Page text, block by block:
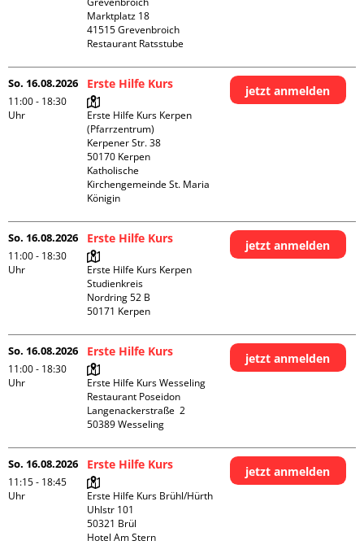
Marktplatz 18
41515 Grevenbroich
Restaurant Ratsstube
So. 16.08.2026
11:00 - 18:30
Uhr
Erste Hilfe Kurs
Erste Hilfe Kurs Kerpen
(Pfarrzentrum)
Kerpener Str. 38
50170 Kerpen
Katholische
Kirchengemeinde St. Maria
Königin
jetzt anmelden
So. 16.08.2026
11:00 - 18:30
Uhr
Erste Hilfe Kurs
Erste Hilfe Kurs Kerpen
Studienkreis
Nordring 52 B
jetzt anmelden
So. 16.08.2026
11:00 - 18:30
Uhr
Erste Hilfe Kurs
Erste Hilfe Kurs Wesseling
Restaurant Poseidon
Langenackerstraße  2
jetzt anmelden
So. 16.08.2026
11:15 - 18:45
Uhr
Erste Hilfe Kurs
Erste Hilfe Kurs Brühl/Hürth
Uhlstr 101
50321 Brül
Hotel Am Stern
jetzt anmelden